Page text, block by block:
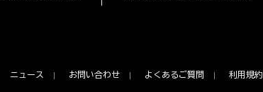
ニュース お問い合わせ よくあるご質問 利用規約